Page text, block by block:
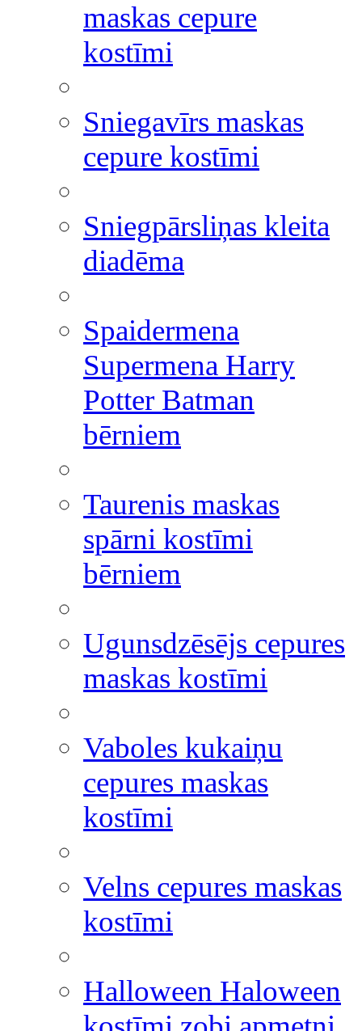
maskas cepure
kostīmi
Sniegavīrs maskas
cepure kostīmi
Sniegpārsliņas kleita
diadēma
Spaidermena
Supermena Harry
Potter Batman
bērniem
Taurenis maskas
spārni kostīmi
bērniem
Ugunsdzēsējs cepures
maskas kostīmi
Vaboles kukaiņu
cepures maskas
kostīmi
Velns cepures maskas
kostīmi
Halloween Haloween